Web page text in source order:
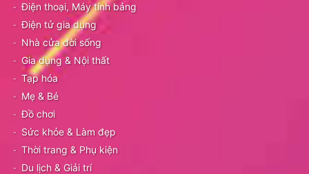
Điện thoại, Máy tính bảng
Điện tử gia dụng
Nhà cửa đời sống
Gia dụng & Nội thất
Tạp hóa
Mẹ & Bé
Đồ chơi
Sức khỏe & Làm đẹp
Thời trang & Phụ kiện
Du lịch & Giải trí